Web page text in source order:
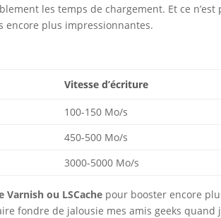
les temps de chargement. Et ce n’est
encore plus impressionnantes.
Vitesse d’écriture
100-150 Mo/s
450-500 Mo/s
3000-5000 Mo/s
Varnish ou LSCache pour booster encore
fondre de jalousie mes amis geeks quand